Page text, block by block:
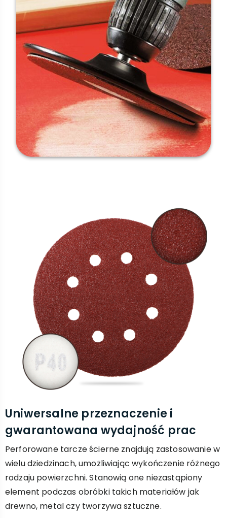
Uniwersalne przeznaczenie i
gwarantowana wydajność prac
Perforowane tarcze ścierne znajdują zastosowanie w
wielu dziedzinach, umożliwiając wykończenie różnego
rodzaju powierzchni. Stanowią one niezastąpiony
element podczas obróbki takich materiałów jak
drewno, metal czy tworzywa sztuczne.